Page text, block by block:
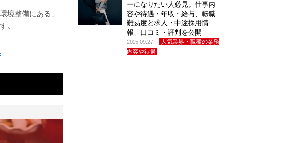
境整備にある」
。
ーになりたい人必見。仕事内
容や待遇・年収・給与、転職
難易度と求人・中途採用情
報、口コミ・評判を公開
2025.09.27
人気業界・職種の業務
内容や待遇